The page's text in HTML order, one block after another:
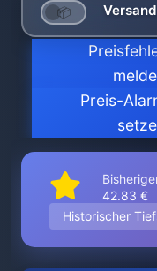
Preis-
42.83 €
Historischer